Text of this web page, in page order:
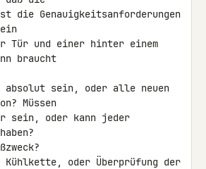
die Genauigkeitsanforderungen
Tür und einer hinter einem
braucht
Müssen
sein, oder kann jeder
Kühlkette, oder Überprüfung der